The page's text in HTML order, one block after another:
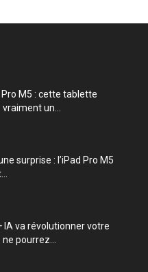
Pro M5 : cette tablette
un...
surprise : l’iPad Pro M5
IA va révolutionner votre
pourrez...